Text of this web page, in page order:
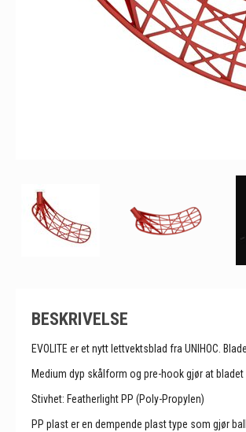
BESKRIVELSE
EVOLITE er et nytt lettvektsblad fra UNIHOC.
Medium dyp skålform og pre-hook gjør at
Stivhet: Featherlight PP (Poly-Propylen)
PP plast er en dempende plast type som gjør